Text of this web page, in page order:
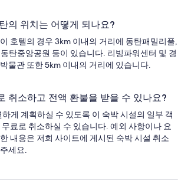
의 위치는 어떻게 되나요?
호텔의 경우 3km 이내의 거리에 동탄패밀리풀,
탄중앙공원 등이 있습니다. 리빙파워센터 및 경
물관 또한 5km 이내의 거리에 있습니다.
취소하고 전액 환불을 받을 수 있나요?
게 계획하실 수 있도록 이 숙박 시설의 일부 객
료로 취소하실 수 있습니다. 예외 사항이나 요
내용은 저희 사이트에 게시된 숙박 시설 취소
세요.